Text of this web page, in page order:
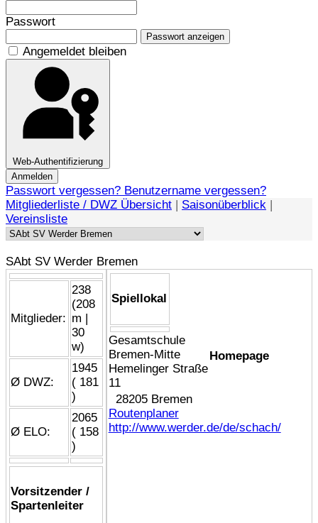
Passwort
Passwort anzeigen
Angemeldet bleiben
Web-Authentifizierung
Anmelden
Passwort vergessen? Benutzername vergessen?
Mitgliederliste / DWZ Übersicht | Saisonüberblick |
Vereinsliste
SAbt SV Werder Bremen
Mitglieder:
238
(208
m |
30
w)
Ø DWZ:
1945
( 181
)
Ø ELO:
2065
( 158
)
Vorsitzender /
Spartenleiter
Spiellokal
Gesamtschule
Bremen-Mitte
Hemelinger Straße
11
28205 Bremen
Routenplaner
Homepage
http://www.werder.de/de/schach/